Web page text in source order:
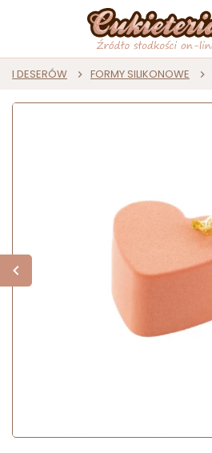
I DESERÓW FORMY SILIKONOWE